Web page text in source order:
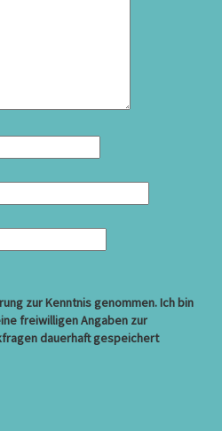
zur Kenntnis genommen. Ich bin
freiwilligen Angaben zur
dauerhaft gespeichert